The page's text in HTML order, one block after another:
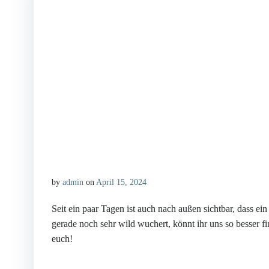
by admin on April 15, 2024
Seit ein paar Tagen ist auch nach außen sichtbar, dass
gerade noch sehr wild wuchert, könnt ihr uns so besser
euch!